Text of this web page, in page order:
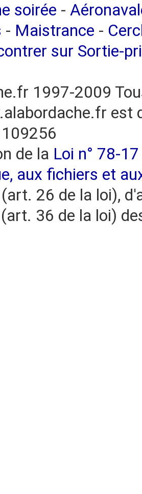
soirée -
- Maistrance -
sur Sortie-
1997-2009
est
de la Loi n° 78-
aux fichiers et
26 de la loi),
36 de la loi)